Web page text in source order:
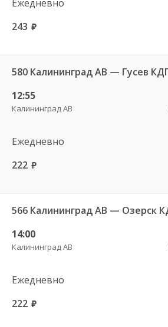
Ежедневно
243 руб.
12:55
Калининград АВ
Ежедневно
222 руб.
14:00
Калининград АВ
Ежедневно
222 руб.